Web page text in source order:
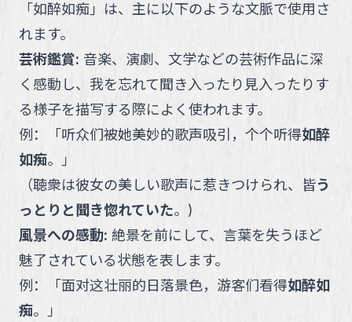
「如醉如痴 」 は、主に以下のような文脈で使用さ
れます。
芸術鑑賞: 音楽、演劇、文学などの芸術作品に深
く感動し、我を忘れて聞き入ったり見入ったりす
る様子を描写する際によく使われます。
例：
「听众们被她美妙的歌声吸引，个个听得如醉
如痴。
」
（聴衆は彼女の美しい歌声に惹きつけられ、皆う
っとりと聞き惚れていた。 )
風景への感動: 絶景を前にして、言葉を失うほど
魅了されている状態を表します。
例：
「面对这壮丽的日落景色，游客们看得如醉如
痴。
」